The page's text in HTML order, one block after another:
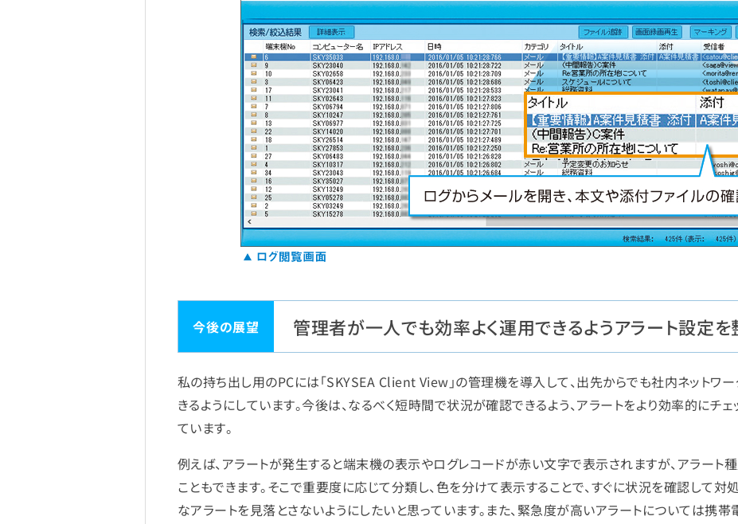
管理者が一人でも効率よく運用できるようアラート設定
私の持ち出し用のPCには「SKYSEA Client View」の管理機を導入して、出先からでも社内ネットワ
きるようにしています。今後は、なるべく短時間で状況が確認できるよう、アラートをより効率的にチ
ています。
例えば、アラートが発生すると端末機の表示やログレコードが赤い文字で表示されますが、アラート
こともできます。そこで重要度に応じて分類し、色を分けて表示することで、すぐに状況を確認して
なアラートを見落とさないようにしたいと思っています。また、緊急度が高いアラートについては携